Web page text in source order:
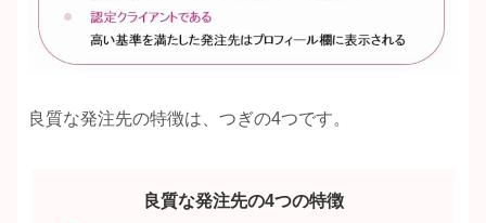
良質な発注先の特徴は、つぎの4つです。
良質な発注先の4つの特徴